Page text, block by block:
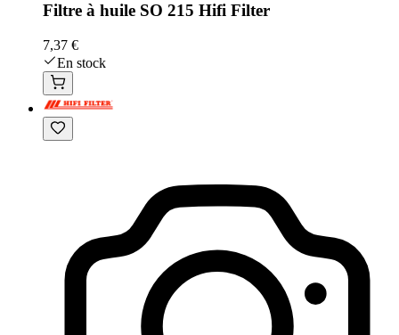
Filtre à huile SO 215 Hifi Filter
7,37 €
En stock